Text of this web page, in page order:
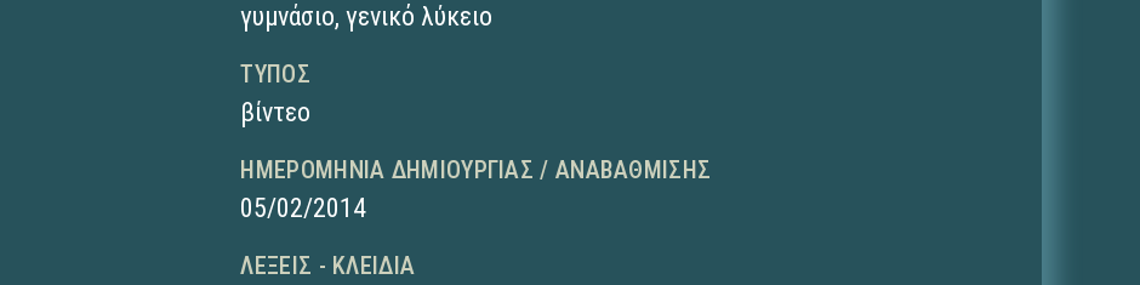
γυμνάσιο,γενικό λύκειο
ΤΎΠΟΣ
βίντεο
ΗΜΕΡΟΜΗΝΊΑ ΔΗΜΙΟΥΡΓΊΑΣ / ΑΝΑΒΆΘΜΙΣΗΣ
05/02/2014
ΛΈΞΕΙΣ - ΚΛΕΙΔΙΆ